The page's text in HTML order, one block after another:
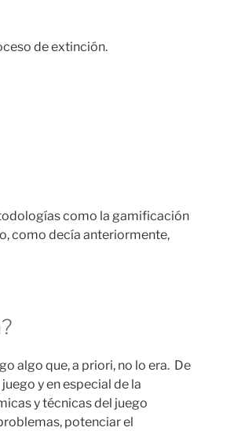
de extinción.
como la gamificación
como decía anteriormente,
algo que, a priori, no lo era. De
y en especial de la
y técnicas del juego
potenciar el